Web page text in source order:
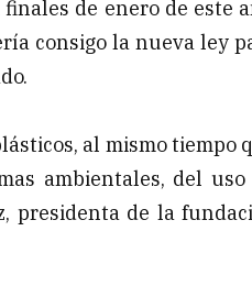
de enero de este
consigo la nueva ley
al mismo tiempo
ambientales, del uso
presidenta de la